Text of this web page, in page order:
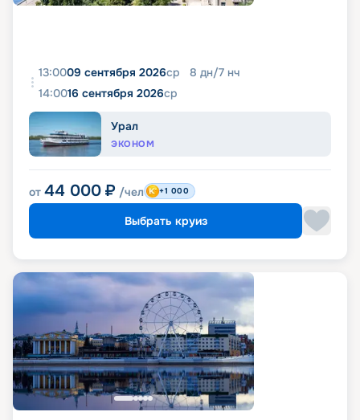
13:0009 сентября 2026ср 8 дн/7 нч
14:0016 сентября 2026ср
Урал
ЭКОНОМ
от 44 000 ₽ /чел +1 000
Выбрать круиз